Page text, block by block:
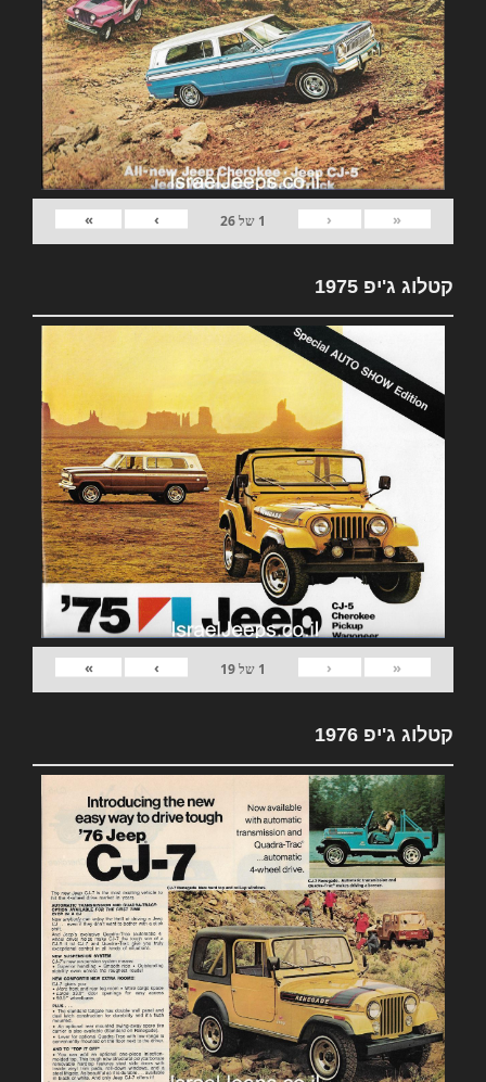
«
‹
1 של26
›
»
קטלוג ג'יפ 1975
«
‹
1 של19
›
»
קטלוג ג'יפ 1976